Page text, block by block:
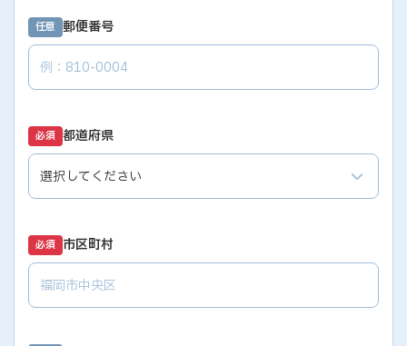
任意 郵便番号
必須 都道府県
必須 市区町村